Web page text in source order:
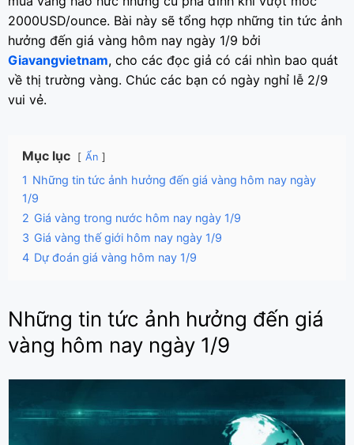
2000USD/ounce. Bài này sẽ tổng hợp những tin tức ảnh
hưởng đến giá vàng hôm nay ngày 1/9 bởi
Giavangvietnam, cho các đọc giả có cái nhìn bao quát
về thị trường vàng. Chúc các bạn có ngày nghỉ lễ 2/9
vui vẻ.
Mục lục Ẩn
1 Những tin tức ảnh hưởng đến giá vàng hôm nay ngày
1/9
2 Giá vàng trong nước hôm nay ngày 1/9
3 Giá vàng thế giới hôm nay ngày 1/9
4 Dự đoán giá vàng hôm nay 1/9
Những tin tức ảnh hưởng đến giá
vàng hôm nay ngày 1/9